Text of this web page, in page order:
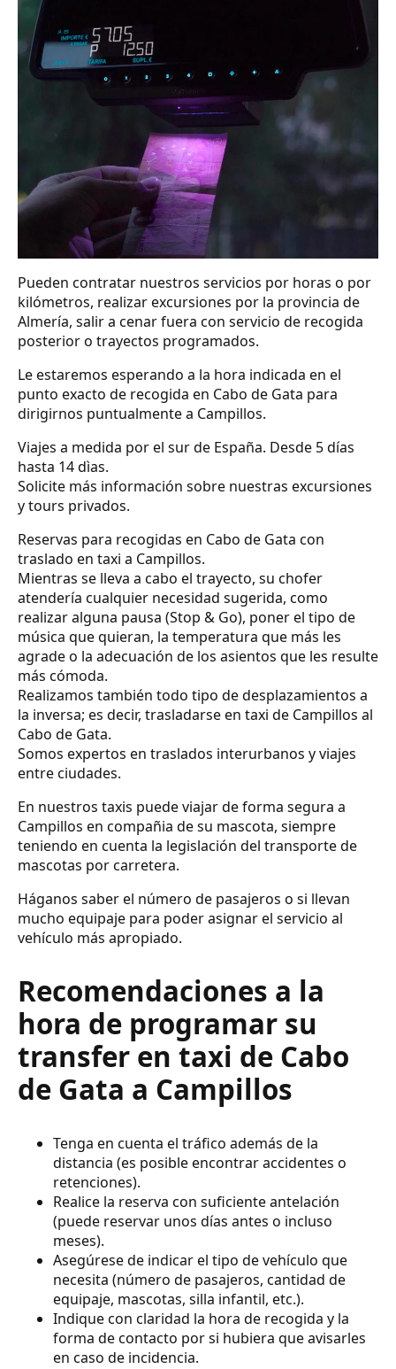
Pueden contratar nuestros servicios por horas o por
kilómetros, realizar excursiones por la provincia de
Almería, salir a cenar fuera con servicio de recogida
posterior o trayectos programados.
Le estaremos esperando a la hora indicada en el
punto exacto de recogida en Cabo de Gata para
dirigirnos puntualmente a Campillos.
Viajes a medida por el sur de España. Desde 5 días
hasta 14 dìas.
Solicite más información sobre nuestras excursiones
y tours privados.
Reservas para recogidas en Cabo de Gata con
traslado en taxi a Campillos.
Mientras se lleva a cabo el trayecto, su chofer
atendería cualquier necesidad sugerida, como
realizar alguna pausa (Stop & Go), poner el tipo de
música que quieran, la temperatura que más les
agrade o la adecuación de los asientos que les resulte
más cómoda.
Realizamos también todo tipo de desplazamientos a
la inversa; es decir, trasladarse en taxi de Campillos al
Cabo de Gata.
Somos expertos en traslados interurbanos y viajes
entre ciudades.
En nuestros taxis puede viajar de forma segura a
Campillos en compañia de su mascota, siempre
teniendo en cuenta la legislación del transporte de
mascotas por carretera.
Háganos saber el número de pasajeros o si llevan
mucho equipaje para poder asignar el servicio al
vehículo más apropiado.
Recomendaciones a la
hora de programar su
transfer en taxi de Cabo
de Gata a Campillos
Tenga en cuenta el tráfico además de la
distancia (es posible encontrar accidentes o
retenciones).
Realice la reserva con suficiente antelación
(puede reservar unos días antes o incluso
meses).
Asegúrese de indicar el tipo de vehículo que
necesita (número de pasajeros, cantidad de
equipaje, mascotas, silla infantil, etc.).
Indique con claridad la hora de recogida y la
forma de contacto por si hubiera que avisarles
en caso de incidencia.